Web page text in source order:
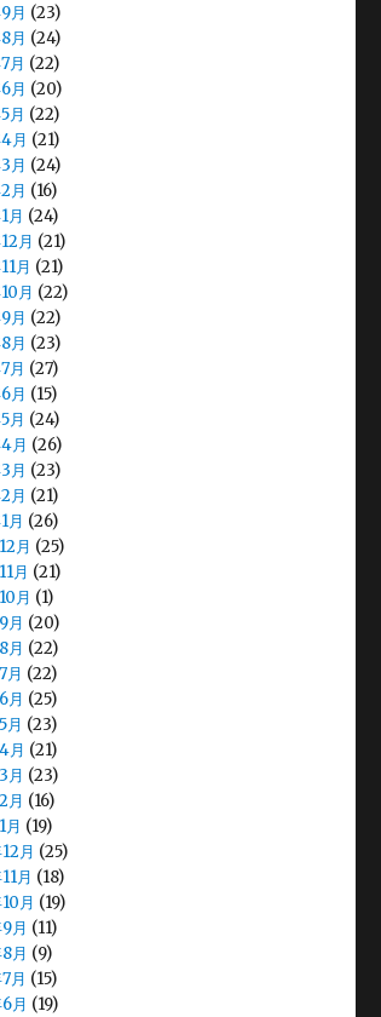
月 (23)
月 (24)
月 (22)
月 (20)
月 (22)
月 (21)
月 (24)
月 (16)
月 (24)
月 (21)
月 (21)
月 (22)
月 (22)
月 (23)
月 (27)
月 (15)
月 (24)
月 (26)
月 (23)
月 (21)
月 (26)
月 (25)
月 (21)
月 (1)
月 (20)
月 (22)
月 (22)
月 (25)
月 (23)
月 (21)
月 (23)
月 (16)
月 (19)
月 (25)
月 (18)
月 (19)
月 (11)
月 (9)
月 (15)
月 (19)